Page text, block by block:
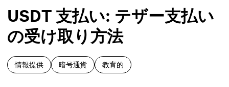
USDT 支払い: テザー支払い
の受け取り方法
情報提供 暗号通貨 教育的